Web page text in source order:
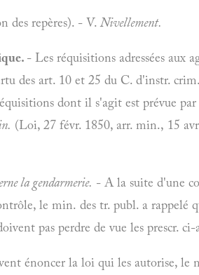
des repères). - V.Nivellement.
- Les réquisitions adressées aux
des art. 10 et 25 du C. d'instr.
dont il s'agit est prévue
(Loi, 27 févr. 1850, arr. min., 15
la gendarmerie. - A la suite d'une
le min. des tr. publ. a rappelé
pas perdre de vue les prescr.
énoncer la loi qui les autorise,